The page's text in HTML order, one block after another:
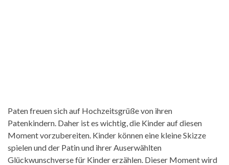
Paten freuen sich auf Hochzeitsgrüße von ihren
Patenkindern. Daher ist es wichtig, die Kinder auf diesen
Moment vorzubereiten. Kinder können eine kleine Skizze
spielen und der Patin und ihrer Auserwählten
Glückwunschverse für Kinder erzählen. Dieser Moment wird